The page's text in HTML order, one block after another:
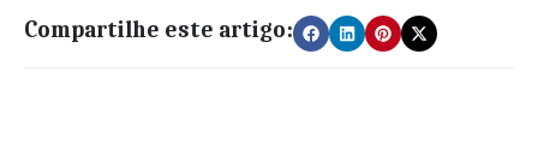
Compartilhe este artigo: